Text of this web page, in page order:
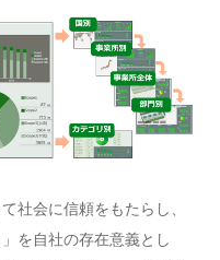
社会に信頼をもたらし、
を自社の存在意義とし